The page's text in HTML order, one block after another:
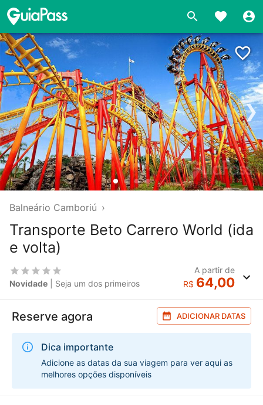
❯
Balneário Camboriú ›
Transporte Beto Carrero World (ida
e volta)
Novidade | Seja um dos primeiros
A partir de
R$ 64,00
Reserve agora ADICIONAR DATAS
Dica importante
Adicione as datas da sua viagem para ver aqui as
melhores opções disponíveis